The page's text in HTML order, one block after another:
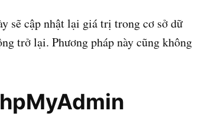
sẽ cập nhật lại giá trị trong cơ sở dữ
trở lại. Phương pháp này cũng không